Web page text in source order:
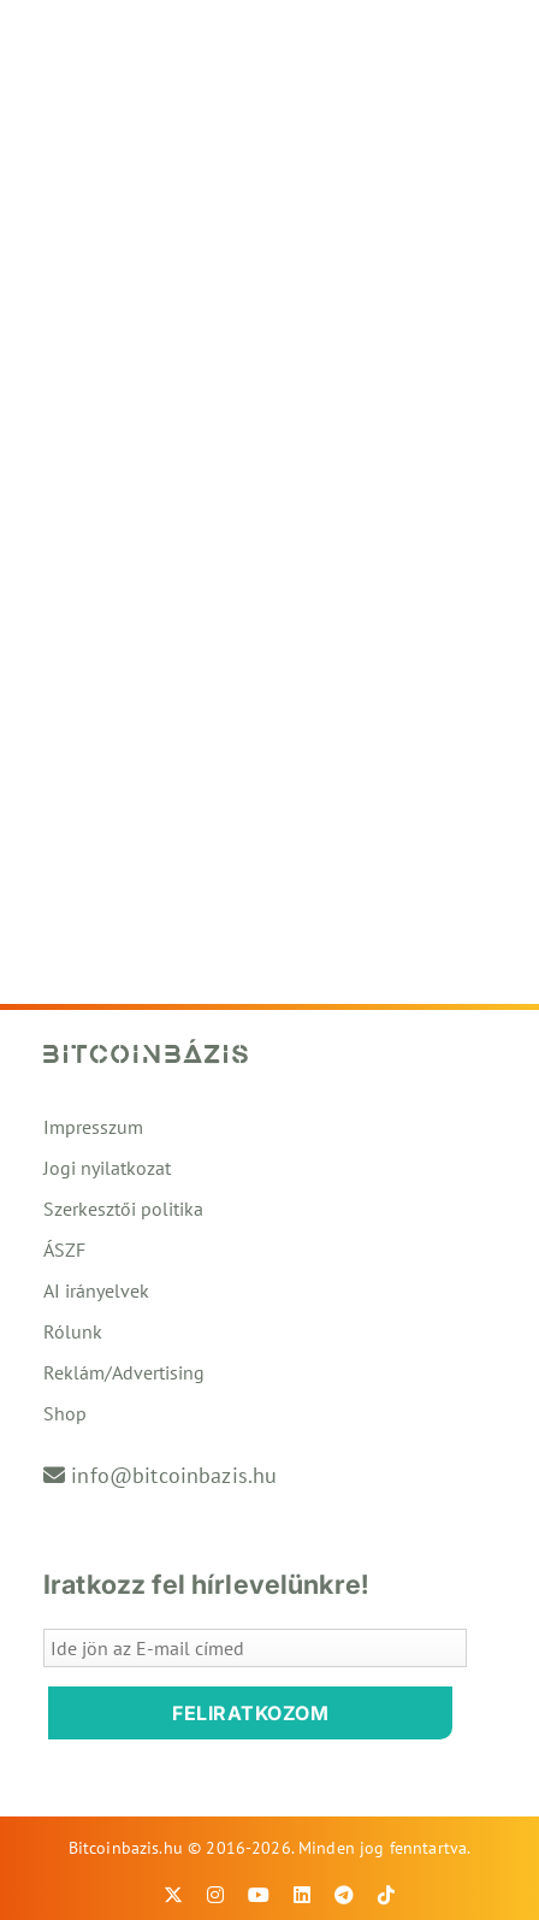
Impresszum
Jogi nyilatkozat
Szerkesztői politika
ÁSZF
AI irányelvek
Rólunk
Reklám/Advertising
Shop
info@bitcoinbazis.hu
Iratkozz fel hírlevelünkre!
FELIRATKOZOM
Bitcoinbazis.hu © 2016-2026. Minden jog fenntartva.